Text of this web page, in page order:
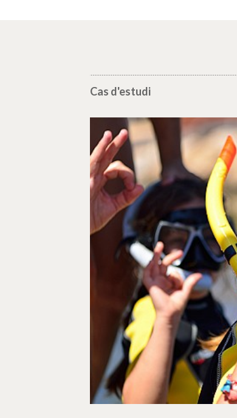
Cas d'estudi